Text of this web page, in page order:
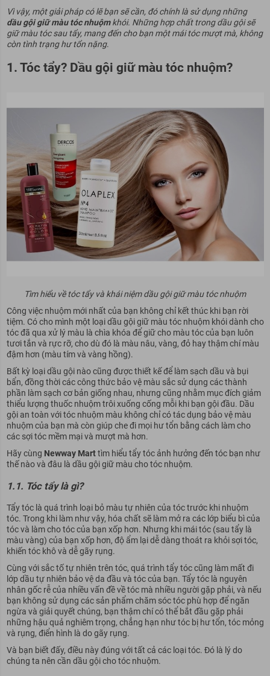
Vì vậy, một giải pháp có lẽ bạn sẽ cần, đó chính là sử dụng những
dầu gội giữ màu tóc nhuộmkhói. Những hợp chất trong dầu gội sẽ
giữ màu tóc sau tẩy, mang đến cho bạn một mái tóc mượt mà, không
còn tình trạng hư tổn nặng.
1. Tóc tẩy? Dầu gội giữ màu tóc nhuộm?
Tìm hiểu về tóc tẩy và khái niệm dầu gội giữ màu tóc nhuộm
Công việc nhuộm mới nhất của bạn không chỉ kết thúc khi bạn rời
tiệm. Có cho mình một loại dầu gội giữ màu tóc nhuộm khói dành cho
tóc đã qua xử lý màu là chìa khóa để giữ cho màu tóc của bạn luôn
tươi tắn và rực rỡ, cho dù đó là màu nâu, vàng, đỏ hay thậm chí màu
đậm hơn (màu tím và vàng hồng).
Bất kỳ loại dầu gội nào cũng được thiết kế để làm sạch dầu và bụi
bẩn, đồng thời các công thức bảo vệ màu sắc sử dụng các thành
phần làm sạch cơ bản giống nhau, nhưng cũng nhằm mục đích giảm
thiểu lượng thuốc nhuộm trôi xuống cống mỗi khi bạn gội đầu. Dầu
gội an toàn với tóc nhuộm màu không chỉ có tác dụng bảo vệ màu
nhuộm của bạn mà còn giúp che đi mọi hư tổn bằng cách làm cho
các sợi tóc mềm mại và mượt mà hơn.
Hãy cùng Newway Marttìm hiểu tẩy tóc ảnh hưởng đến tóc bạn như
thế nào và đâu là dầu gội giữ màu cho tóc nhuộm.
1.1. Tóc tẩy là gì?
Tẩy tóc là quá trình loại bỏ màu tự nhiên của tóc trước khi nhuộm
tóc. Trong khi làm như vậy, hóa chất sẽ làm mở ra các lớp biểu bì của
tóc và làm cho tóc của bạn xốp hơn. Nhưng khi mái tóc (sau tẩy là
màu vàng) của bạn xốp hơn, độ ẩm lại dễ dàng thoát ra khỏi sợi tóc,
khiến tóc khô và dễ gãy rụng.
Cùng với sắc tố tự nhiên trên tóc, quá trình tẩy tóc cũng làm mất đi
lớp dầu tự nhiên bảo vệ da đầu và tóc của bạn. Tẩy tóc là nguyên
nhân gốc rễ của nhiều vấn đề về tóc mà nhiều người gặp phải, và nếu
bạn không sử dụng các sản phẩm chăm sóc tóc phù hợp để ngăn
ngừa và giải quyết chúng, bạn thậm chí có thể bắt đầu gặp phải
những hậu quả nghiêm trọng, chẳng hạn như tóc bị hư tổn, tóc mỏng
và rụng, điển hình là do gãy rụng.
Và bạn biết đấy, điều này đúng với tất cả các loại tóc. Đó là lý do
chúng ta nên cần dầu gội cho tóc nhuộm.